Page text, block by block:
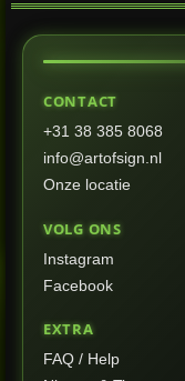
CONTACT
+31 38 385 8068
info@artofsign.nl
Onze locatie
VOLG ONS
Instagram
Facebook
EXTRA
FAQ / Help